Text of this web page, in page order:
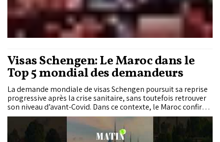
Visas Schengen: Le Maroc dans le
Top 5 mondial des demandeurs
La demande mondiale de visas Schengen poursuit sa reprise
progressive après la crise sanitaire, sans toutefois retrouver
son niveau d’avant-Covid. Dans ce contexte, le Maroc confirme
son statut de poids lourd de la mobilité vers l’Europe. Avec
près de 620.000 demandes enregistrées en 2025, le Royaume
se maintient au cinquième rang mondial...